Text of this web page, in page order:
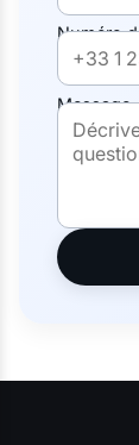
Numéro
Message